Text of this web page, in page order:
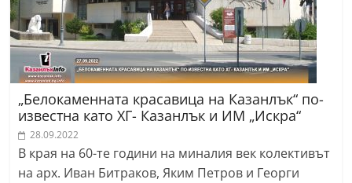
„Белокаменната красавица на Казанлък“ по-
известна като ХГ- Казанлък и ИМ „Искра“
28.09.2022
В края на 60-те години на миналия век колективът
на арх. Иван Битраков, Яким Петров и Георги